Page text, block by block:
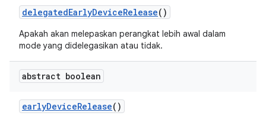
delegatedEarlyDeviceRelease()
Apakah akan melepaskan perangkat lebih awal dalam
mode yang didelegasikan atau tidak.
abstract boolean
earlyDeviceRelease()